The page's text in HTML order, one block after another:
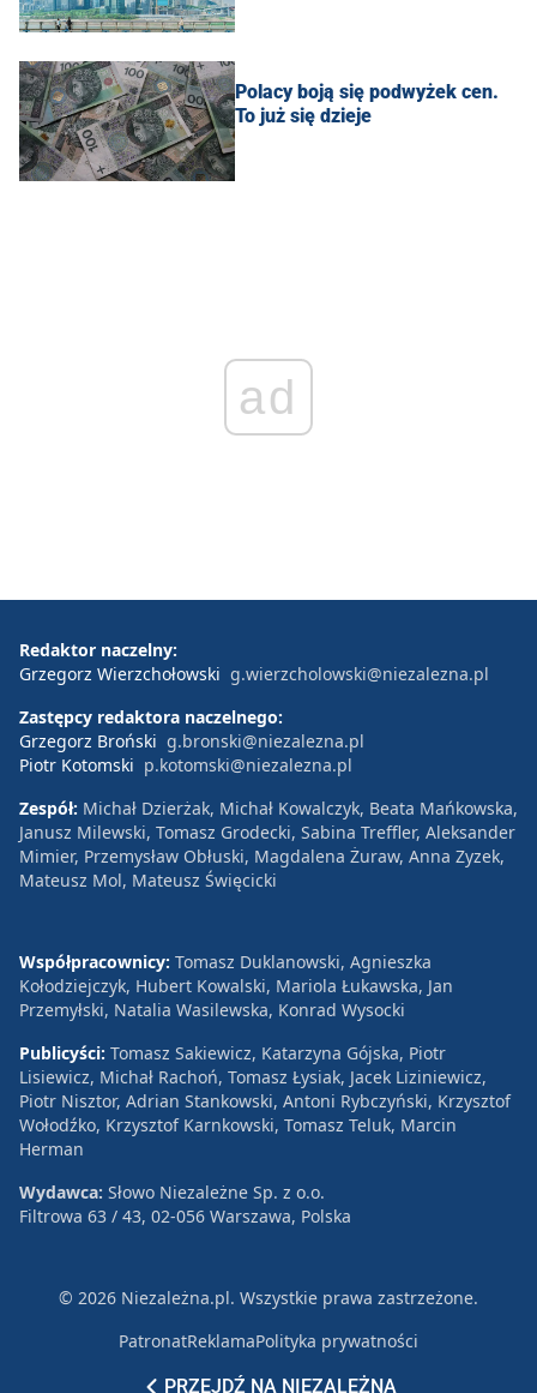
Polacy boją się podwyżek cen.
To już się dzieje
ad
PRZEJDŹ NA NIEZALEŻNĄ
Redaktor naczelny:
Grzegorz Wierzchołowski g.wierzcholowski@niezalezna.pl
Zastępcy redaktora naczelnego:
Grzegorz Broński g.bronski@niezalezna.pl
Piotr Kotomski p.kotomski@niezalezna.pl
Zespół: Michał Dzierżak, Michał Kowalczyk, Beata Mańkowska,
Janusz Milewski, Tomasz Grodecki, Sabina Treffler, Aleksander
Mimier, Przemysław Obłuski, Magdalena Żuraw, Anna Zyzek,
Mateusz Mol, Mateusz Święcicki
Współpracownicy: Tomasz Duklanowski, Agnieszka
Kołodziejczyk, Hubert Kowalski, Mariola Łukawska, Jan
Przemyłski, Natalia Wasilewska, Konrad Wysocki
Publicyści: Tomasz Sakiewicz, Katarzyna Gójska, Piotr
Lisiewicz, Michał Rachoń, Tomasz Łysiak, Jacek Liziniewicz,
Piotr Nisztor, Adrian Stankowski, Antoni Rybczyński, Krzysztof
Wołodźko, Krzysztof Karnkowski, Tomasz Teluk, Marcin
Herman
Wydawca: Słowo Niezależne Sp. z o.o.
Filtrowa 63 / 43, 02-056 Warszawa, Polska
© 2026 Niezależna.pl. Wszystkie prawa zastrzeżone.
PatronatReklamaPolityka prywatności